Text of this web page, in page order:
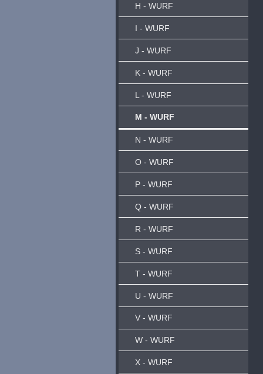
H - WURF
I - WURF
J - WURF
K - WURF
L - WURF
M - WURF
N - WURF
O - WURF
P - WURF
Q - WURF
R - WURF
S - WURF
T - WURF
U - WURF
V - WURF
W - WURF
X - WURF